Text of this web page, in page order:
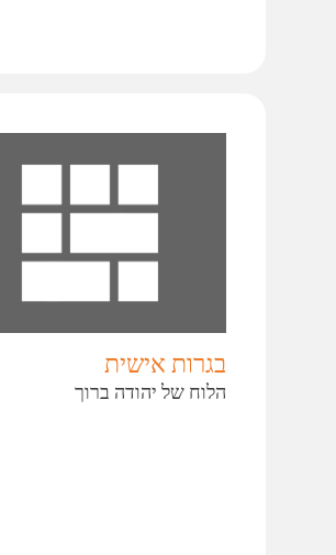
בגרות אישית
הלוח של יהודה ברוך